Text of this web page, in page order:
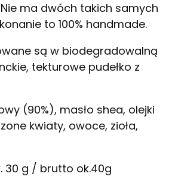
ma dwóch takich samych
to 100% handmade.
są w biodegradowalną
tekturowe pudełko z
(90%), masło shea, olejki
kwiaty, owoce, zioła,
30 g / brutto ok.40g